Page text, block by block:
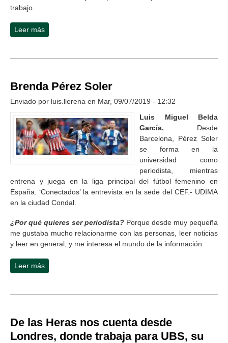
trabajo.
Leer más
Brenda Pérez Soler
Enviado por luis.llerena en Mar, 09/07/2019 - 12:32
Luis Miguel Belda
García. Desde
Barcelona, Pérez Soler
se forma en la
universidad como
periodista, mientras
entrena y juega en la liga principal del fútbol femenino en
España. ‘Conectados’ la entrevista en la sede del CEF.- UDIMA
en la ciudad Condal.
¿Por qué quieres ser periodista? Porque desde muy pequeña
me gustaba mucho relacionarme con las personas, leer noticias
y leer en general, y me interesa el mundo de la información.
Leer más
De las Heras nos cuenta desde
Londres, donde trabaja para UBS, su